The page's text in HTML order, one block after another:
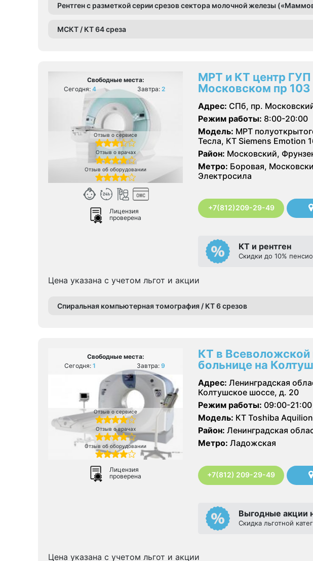
Рентген с разметкой серии срезов сектора молочной железы
МСКТ / КТ 64 среза
Свободные места:
Сегодня: 4 Завтра: 2
Отзыв о сервисе
Отзыв о врачах
Отзыв об оборудовании
Лицензия
проверена
МРТ и КТ центр ГУП
Московском пр 103
Адрес: СПб, пр.
Режим работы: 8:00-20:00
Модель: МРТ
Тесла, КТ Siemens Emotion
Район: Московский,
Метро: Боровая,
Электросила
+7(812)209-29-49
КТ и рентген
Скидки до 10%
Цена указана с учетом льгот и акции
Спиральная компьютерная томография / КТ 6 срезов
Свободные места:
Сегодня: 1 Завтра: 9
Отзыв о сервисе
Отзыв о врачах
Отзыв об оборудовании
Лицензия
проверена
КТ в
больнице на
Адрес: Ленинградская
Колтушское шоссе, д. 20
Режим работы: 09:00-21:00
Модель: КТ Toshiba
Район: Ленинградская
Метро: Ладожская
+7(812) 209-29-49
Выгодные акции
Скидка льготной
Цена указана с учетом льгот и акции